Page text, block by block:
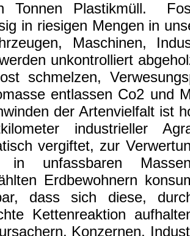
Tonnen Plastikmüll.
in riesigen Mengen in
Maschinen,
unkontrolliert
schmelzen,
entlassen Co2 und
der Artenvielfalt ist
industrieller
vergiftet, zur
in unfassbaren
Erdbewohnern
dass sich diese,
Kettenreaktion
Konzernen,